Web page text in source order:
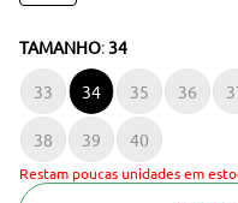
TAMANHO: 34
33 34 35 36
38 39 40
Restam poucas unidades em